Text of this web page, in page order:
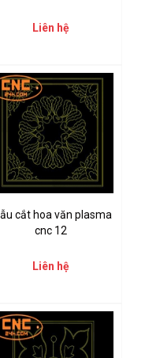
Liên hệ
cắt hoa văn plasma
cnc 12
Liên hệ